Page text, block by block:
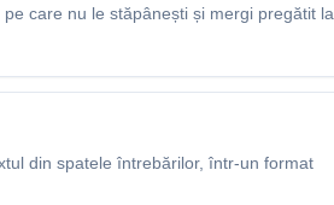
care nu le stăpânești și mergi pregătit la
din spatele întrebărilor, într-un format